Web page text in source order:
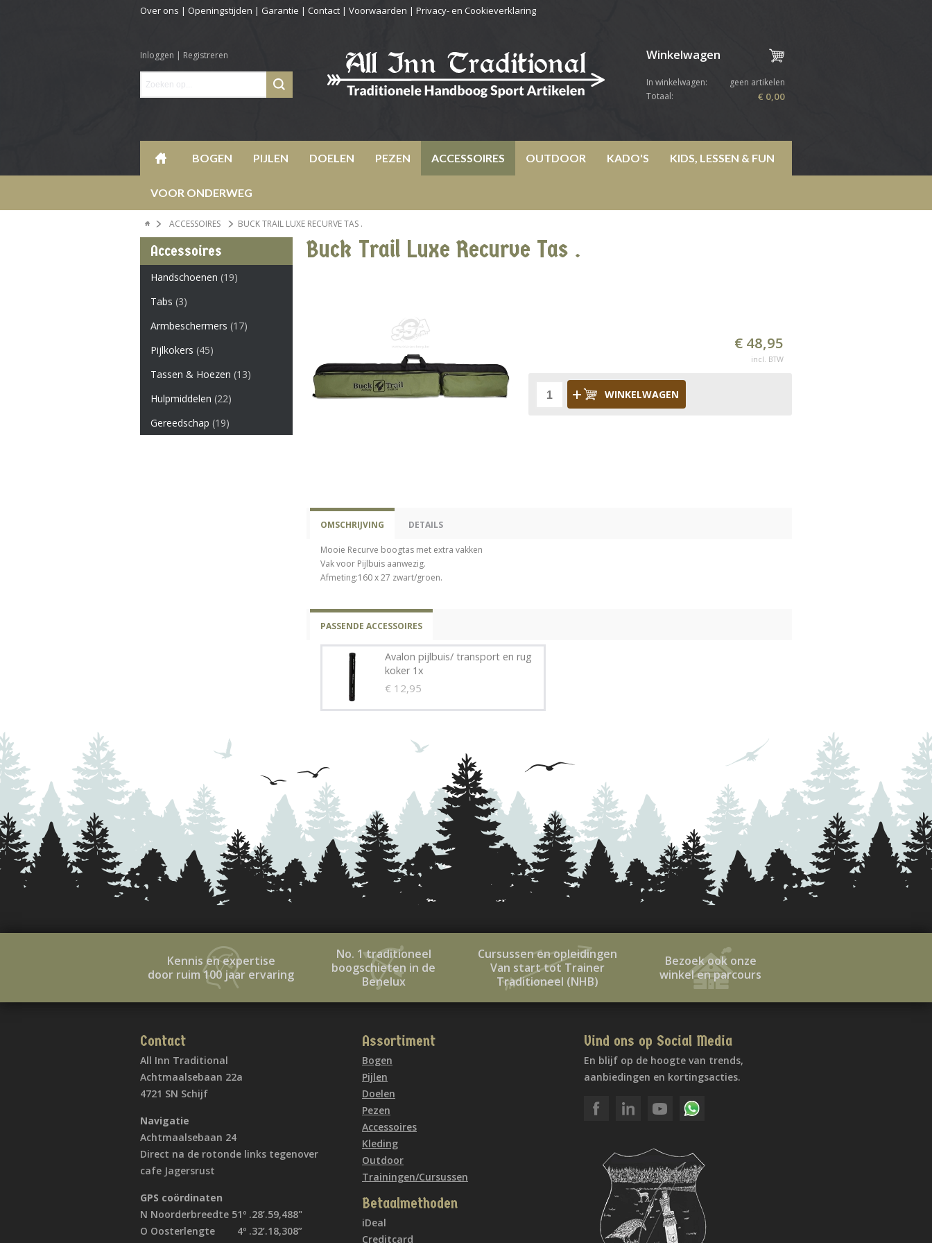
Over ons | Openingstijden | Garantie | Contact | Voorwaarden | Privacy- en Cookieverklaring
Inloggen | Registreren Winkelwagen
In winkelwagen:
geen artikelen
Totaal:
€ 0,00
BOGEN PIJLEN DOELEN PEZEN ACCESSOIRES OUTDOOR KADO'S KIDS, LESSEN & FUN
VOOR ONDERWEG
ACCESSOIRES BUCK TRAIL LUXE RECURVE TAS .
Accessoires
Handschoenen (19)
Tabs (3)
Armbeschermers (17)
Pijlkokers (45)
Tassen & Hoezen (13)
Hulpmiddelen (22)
Gereedschap (19)
Buck Trail Luxe Recurve Tas .
€ 48,95
incl. BTW
WINKELWAGEN
OMSCHRIJVING DETAILS
Mooie Recurve boogtas met extra vakken
Vak voor Pijlbuis aanwezig.
Afmeting:160 x 27 zwart/groen.
PASSENDE ACCESSOIRES
Avalon pijlbuis/ transport en rug
koker 1x
€ 12,95
Kennis en expertise
door ruim 100 jaar ervaring
No. 1 traditioneel
boogschieten in de
Benelux
Cursussen en opleidingen
Van start tot Trainer
Traditioneel (NHB)
Bezoek ook onze
winkel en parcours
Contact
All Inn Traditional
Achtmaalsebaan 22a
4721 SN Schijf
Navigatie
Achtmaalsebaan 24
Direct na de rotonde links tegenover
cafe Jagersrust
GPS coördinaten
N Noorderbreedte 51º .28’.59,488"
O Oosterlengte 4º .32’.18,308”
Assortiment
Bogen
Pijlen
Doelen
Pezen
Accessoires
Kleding
Outdoor
Trainingen/Cursussen
Betaalmethoden
iDeal
Creditcard
Vind ons op Social Media
En blijf op de hoogte van trends,
aanbiedingen en kortingsacties.